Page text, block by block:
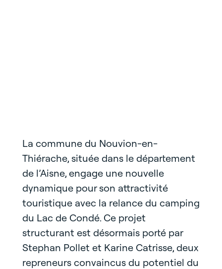
La commune du Nouvion-en-
Thiérache, située dans le département
de l’Aisne, engage une nouvelle
dynamique pour son attractivité
touristique avec la relance du camping
du Lac de Condé. Ce projet
structurant est désormais porté par
Stephan Pollet et Karine Catrisse, deux
repreneurs convaincus du potentiel du